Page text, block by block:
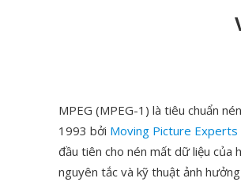
MPEG (MPEG-1) là tiêu chuẩn
1993 bởi Moving Picture Experts
đầu tiên cho nén mất dữ liệu của
nguyên tắc và kỹ thuật ảnh